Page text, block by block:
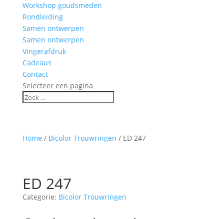
Workshop goudsmeden
Rondleiding
Samen ontwerpen
Samen ontwerpen
Vingerafdruk
Cadeaus
Contact
Selecteer een pagina
Home / Bicolor Trouwringen / ED 247
ED 247
Categorie: Bicolor Trouwringen